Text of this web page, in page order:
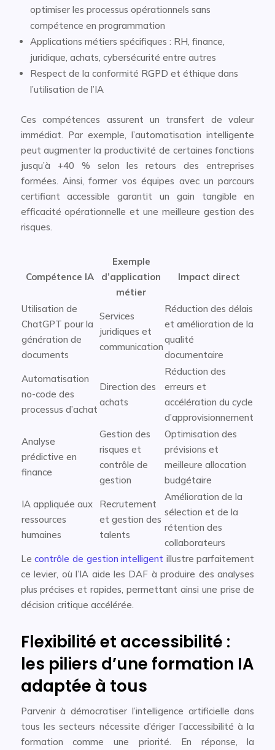
optimiser les processus opérationnels sans
compétence en programmation
Applications métiers spécifiques : RH, finance,
juridique, achats, cybersécurité entre autres
Respect de la conformité RGPD et éthique dans
l’utilisation de l’IA
Ces compétences assurent un transfert de valeur
immédiat. Par exemple, l’automatisation intelligente
peut augmenter la productivité de certaines fonctions
jusqu’à +40 % selon les retours des entreprises
formées. Ainsi, former vos équipes avec un parcours
certifiant accessible garantit un gain tangible en
efficacité opérationnelle et une meilleure gestion des
risques.
Compétence IA
Exemple
d’application
métier
Impact direct
Utilisation de
ChatGPT pour la
génération de
documents
Services
juridiques et
communication
Réduction des délais
et amélioration de la
qualité
documentaire
Automatisation
no-code des
processus d’achat
Direction des
achats
Réduction des
erreurs et
accélération du cycle
d’approvisionnement
Analyse
prédictive en
finance
Gestion des
risques et
contrôle de
gestion
Optimisation des
prévisions et
meilleure allocation
budgétaire
IA appliquée aux
ressources
humaines
Recrutement
et gestion des
talents
Amélioration de la
sélection et de la
rétention des
collaborateurs
Lecontrôle de gestion intelligent illustre parfaitement
ce levier, où l’IA aide les DAF à produire des analyses
plus précises et rapides, permettant ainsi une prise de
décision critique accélérée.
Flexibilité et accessibilité :
les piliers d’une formation IA
adaptée à tous
Parvenir à démocratiser l’intelligence artificielle dans
tous les secteurs nécessite d’ériger l’accessibilité à la
formation comme une priorité. En réponse, la